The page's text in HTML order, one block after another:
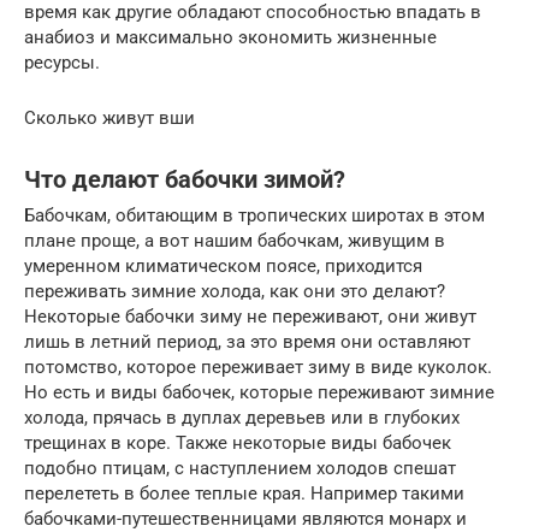
время как другие обладают способностью впадать в
анабиоз и максимально экономить жизненные
ресурсы.
Сколько живут вши
Что делают бабочки зимой?
Бабочкам, обитающим в тропических широтах в этом
плане проще, а вот нашим бабочкам, живущим в
умеренном климатическом поясе, приходится
переживать зимние холода, как они это делают?
Некоторые бабочки зиму не переживают, они живут
лишь в летний период, за это время они оставляют
потомство, которое переживает зиму в виде куколок.
Но есть и виды бабочек, которые переживают зимние
холода, прячась в дуплах деревьев или в глубоких
трещинах в коре. Также некоторые виды бабочек
подобно птицам, с наступлением холодов спешат
перелететь в более теплые края. Например такими
бабочками-путешественницами являются монарх и